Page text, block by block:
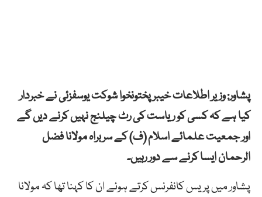
پشاور: وزیر اطلاعات خیبرپختونخوا شوکت یوسفزئی نے خبردار
کیا ہے کہ کسی کو ریاست کی رٹ چیلنج نہیں کرنے دیں گے
اور جمعیت علمائے اسلام (ف) کے سربراہ مولانا فضل
الرحمان ایسا کرنے سے دور رہیں۔
پشاور میں پریس کانفرنس کرتے ہوئے ان کا کہنا تھا کہ مولانا